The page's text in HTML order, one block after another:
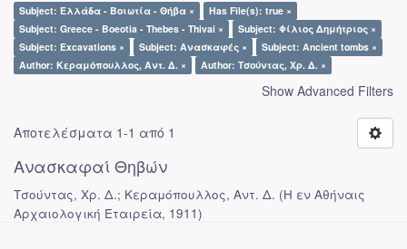
Subject: Ελλάδα - Βοιωτία - Θήβα ×
Has File(s): true ×
Subject: Greece - Boeotia - Thebes - Thivai ×
Subject: Φίλιος Δημήτριος ×
Subject: Excavations ×
Subject: Ανασκαφές ×
Subject: Ancient tombs ×
Author: Κεραμόπουλλος, Αντ. Δ. ×
Author: Τσούντας, Χρ. Δ. ×
Show Advanced Filters
Αποτελέσματα 1-1 από 1
Ανασκαφαί Θηβών
Τσούντας, Χρ. Δ.; Κεραμόπουλλος, Αντ. Δ. (Η εν Αθήναις
Αρχαιολογική Εταιρεία, 1911)